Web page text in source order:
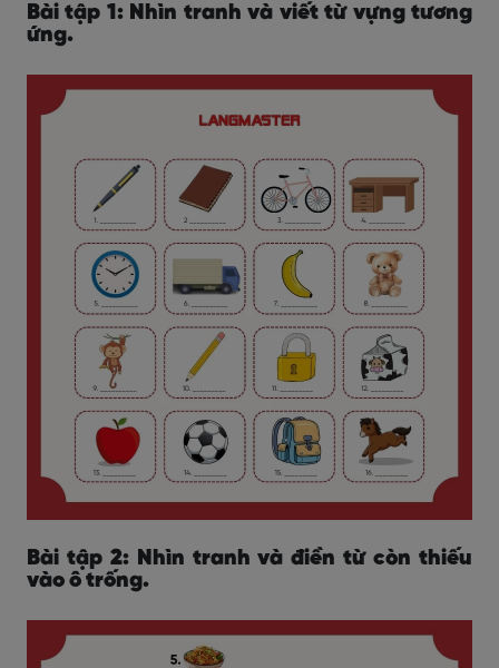
Bài tập 1: Nhìn tranh và viết từ vựng tương
ứng.
Bài tập 2: Nhìn tranh và điền từ còn thiếu
vào ô trống.